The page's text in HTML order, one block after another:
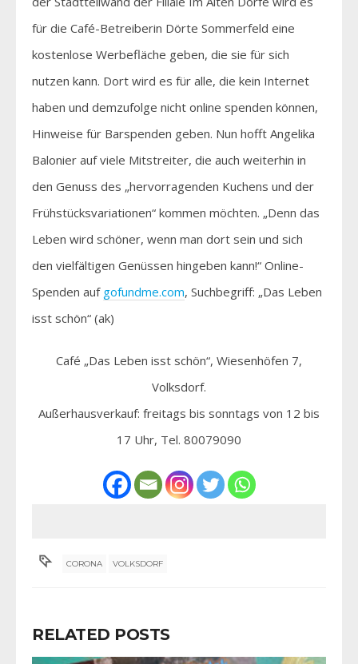
für die Café-Betreiberin Dörte Sommerfeld eine
kostenlose Werbefläche geben, die sie für sich
nutzen kann. Dort wird es für alle, die kein Internet
haben und demzufolge nicht online spenden können,
Hinweise für Barspenden geben. Nun hofft Angelika
Balonier auf viele Mitstreiter, die auch weiterhin in
den Genuss des „hervorragenden Kuchens und der
Frühstücksvariationen“ kommen möchten. „Denn das
Leben wird schöner, wenn man dort sein und sich
den vielfältigen Genüssen hingeben kann!“ Online-
Spenden auf gofundme.com, Suchbegriff: „Das Leben
isst schön“ (ak)
Café „Das Leben isst schön“, Wiesenhöfen 7,
Volksdorf.
Außerhausverkauf: freitags bis sonntags von 12 bis
17 Uhr, Tel. 80079090
CORONA VOLKSDORF
RELATED POSTS